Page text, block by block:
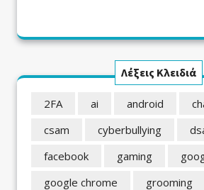
Λέξεις Κλειδιά
2FA ai android
csam
cyberbullying
facebook
gaming
google chrome
grooming